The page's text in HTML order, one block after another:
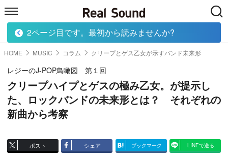
HOME MUSIC MOVIE TECH
HOME MUSIC コラム クリープとゲス乙女が示すバンド未来形
レジーのJ-POP鳥瞰図 第１回
クリープハイプとゲスの極み乙女。が提示し
た、ロックバンドの未来形とは？ それぞれの
新曲から考察
ポスト シェア ブックマーク LINEで送る
2ページ目です。最初から読みませんか?